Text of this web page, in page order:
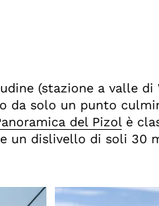
(stazione a valle di
da solo un punto
del Pizol è
un dislivello di soli 30